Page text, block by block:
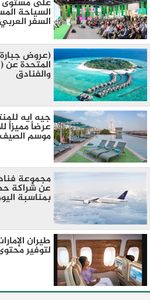
على مستوى
السياحة
السفر العربي 2023
(عروض جبارة)
المتحدة عن
والفنادق
جيه ايه
عرضاً مميزاً
موسم الصيف
عن شراكة
بمناسبة
طيران
لتوفير